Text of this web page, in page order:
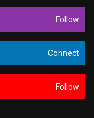
Follow
Connect
Follow